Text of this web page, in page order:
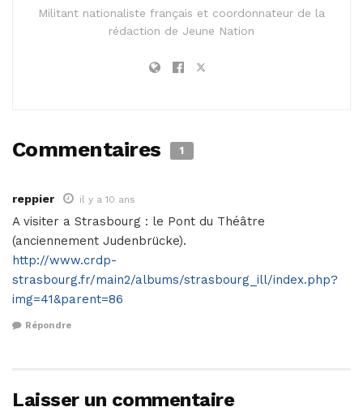
Militant nationaliste français et coordonnateur de la
rédaction de Jeune Nation
Commentaires 1
reppier il y a 10 ans
A visiter a Strasbourg : le Pont du Théâtre
(anciennement Judenbrücke).
http://www.crdp-
strasbourg.fr/main2/albums/strasbourg_ill/index.php?
img=41&parent=86
Répondre
Laisser un commentaire